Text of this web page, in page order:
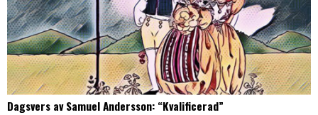
Dagsvers av Samuel Andersson: “Kvalificerad”